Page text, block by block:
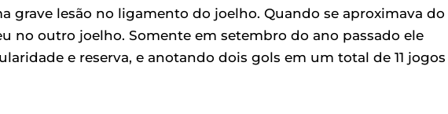
grave lesão no ligamento do joelho. Quando se aproximava do
no outro joelho. Somente em setembro do ano passado ele
e reserva, e anotando dois gols em um total de 11 jogos